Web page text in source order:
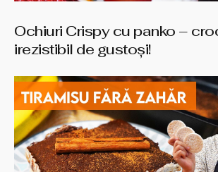
Ochiuri Crispy cu panko –
irezistibil de gustoși!